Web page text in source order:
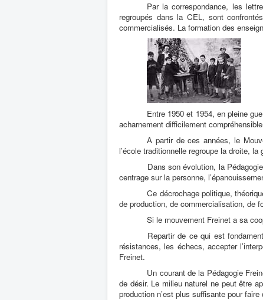
Par la correspondance, les
regroupés dans la CEL, sont
commercialisés. La formation des
Entre 1950 et 1954, en pleine
acharnement difficilement
A partir de ces années, le
l’école traditionnelle regroupe la droite,
Dans son évolution, la
centrage sur la personne,
Ce décrochage politique,
de production, de commercialisation, de
Si le mouvement Freinet a sa
Repartir de ce qui est
résistances, les échecs, accepter
Freinet.
Un courant de la Pédagogie
de désir. Le milieu naturel ne peut être
production n’est plus suffisante pour